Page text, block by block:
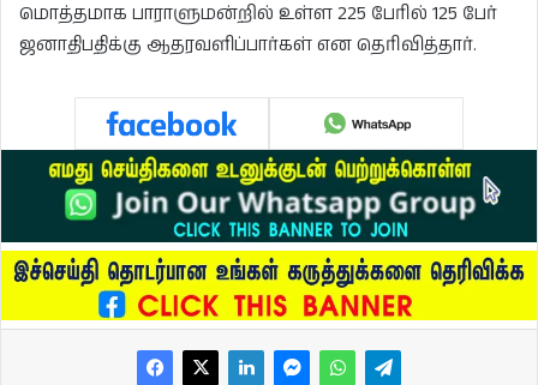
மொத்தமாக பாராளுமன்றில் உள்ள 225 பேரில் 125 பேர்
ஜனாதிபதிக்கு ஆதரவளிப்பார்கள் என தெரிவித்தார்.